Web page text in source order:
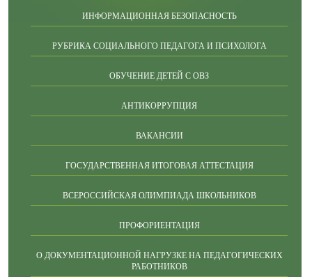
ИНФОРМАЦИОННАЯ БЕЗОПАСНОСТЬ
РУБРИКА СОЦИАЛЬНОГО ПЕДАГОГА И ПСИХОЛОГА
ОБУЧЕНИЕ ДЕТЕЙ С ОВЗ
АНТИКОРРУПЦИЯ
ВАКАНСИИ
ГОСУДАРСТВЕННАЯ ИТОГОВАЯ АТТЕСТАЦИЯ
ВСЕРОССИЙСКАЯ ОЛИМПИАДА ШКОЛЬНИКОВ
ПРОФОРИЕНТАЦИЯ
О ДОКУМЕНТАЦИОННОЙ НАГРУЗКЕ НА ПЕДАГОГИЧЕСКИХ
РАБОТНИКОВ